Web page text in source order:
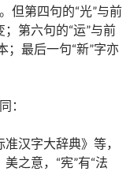
但第四句的“光”与前
；第六句的“运”与前
；最后一句“新”字亦
：
汉字大辞典》等，
之意，“宪”有“法